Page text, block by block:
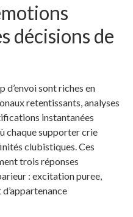
décisions de
d’envoi sont riches en
retentissants, analyses
instantanées
chaque supporter crie
clubistiques. Ces
trois réponses
: excitation puree,